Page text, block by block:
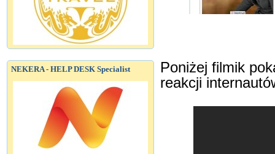
NEKERA - HELP DESK Specialist
Poniżej filmik
reakcji